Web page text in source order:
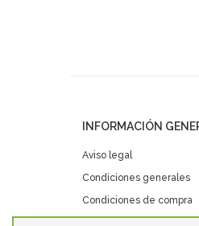
INFORMACIÓN
Aviso legal
Condiciones generales
Condiciones de compra